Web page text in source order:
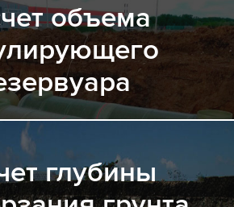
объема
глубины